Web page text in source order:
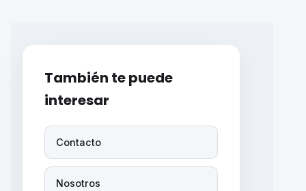
También te puede
interesar
Contacto
Nosotros